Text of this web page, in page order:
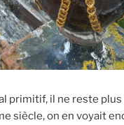
primitif, il ne reste plus
siècle, on en voyait